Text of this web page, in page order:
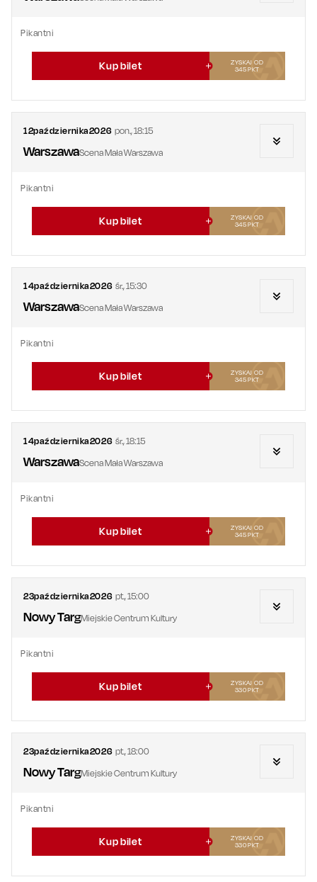
Pikantni
Kup bilet
ZYSKAJ OD
345PKT
12października2026 pon.,18:15
WarszawaScena Mała Warszawa
Pikantni
Kup bilet
ZYSKAJ OD
345PKT
14października2026 śr.,15:30
WarszawaScena Mała Warszawa
Pikantni
Kup bilet
ZYSKAJ OD
345PKT
14października2026 śr.,18:15
WarszawaScena Mała Warszawa
Pikantni
Kup bilet
ZYSKAJ OD
345PKT
23października2026 pt.,15:00
Nowy TargMiejskie Centrum Kultury
Pikantni
Kup bilet
ZYSKAJ OD
330PKT
23października2026 pt.,18:00
Nowy TargMiejskie Centrum Kultury
Pikantni
Kup bilet
ZYSKAJ OD
330PKT